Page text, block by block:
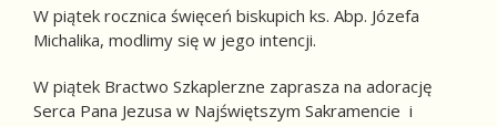
W piątek rocznica święceń biskupich ks. Abp. Józefa
Michalika, modlimy się w jego intencji.
W piątek Bractwo Szkaplerzne zaprasza na adorację
Serca Pana Jezusa w Najświętszym Sakramencie i